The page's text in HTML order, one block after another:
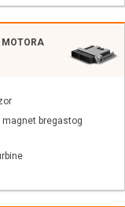
MOTORA
magnet bregastog